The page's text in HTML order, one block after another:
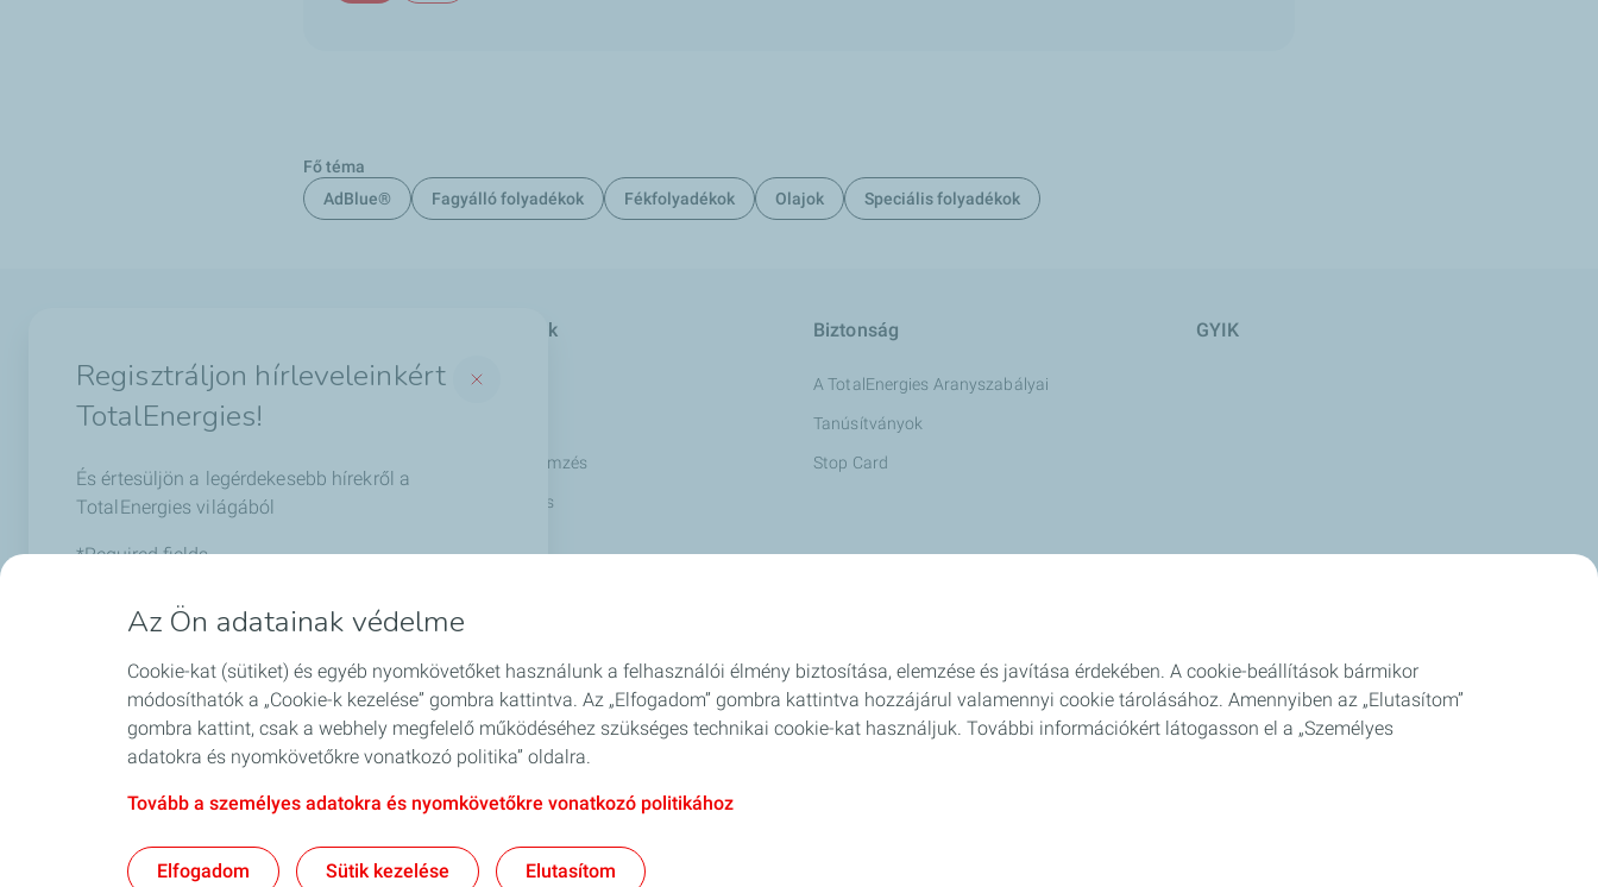
Regisztráljon hírleveleinkért
TotalEnergies!
És értesüljön a legérdekesebb hírekről a
TotalEnergies világából
*Required fields
I agree to receive commercial information by
email. *
Legal mentions
Subscribe
Fő téma
AdBlue®
Fagyálló folyadékok Fékfolyadékok Olajok Speciális folyadékok
Gépjármű kenőanyagok
Ipari kenőanyagok
Aviation
Szolgáltatások
Lubadvisor
LubAnac olajelemzés
Műszaki oktatás
Biztonsági adatlapok
Biztonság
A TotalEnergies Aranyszabályai
Tanúsítványok
Stop Card
GYIK
KapcsolatJogi impresszum Általános szerződési feltételek
Az Ön adatainak védelme
Cookie-kat (sütiket) és egyéb nyomkövetőket használunk a felhasználói élmény biztosítása, elemzése és javítása érdekében. A cookie-beállítások bármikor
módosíthatók a „Cookie-k kezelése” gombra kattintva. Az „Elfogadom” gombra kattintva hozzájárul valamennyi cookie tárolásához. Amennyiben az „Elutasítom”
gombra kattint, csak a webhely megfelelő működéséhez szükséges technikai cookie-kat használjuk. További információkért látogasson el a „Személyes
adatokra és nyomkövetőkre vonatkozó politika” oldalra.
Tovább a személyes adatokra és nyomkövetőkre vonatkozó politikához
Elfogadom Sütik kezelése Elutasítom